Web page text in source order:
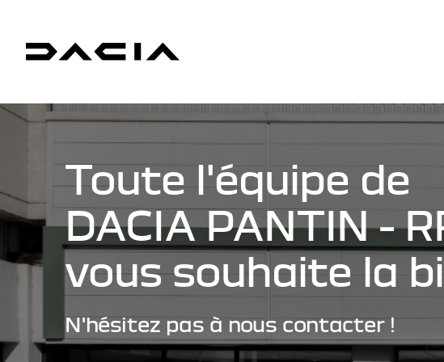
Toute l'équipe de
DACIA PANTIN -
vous souhaite la
N'hésitez pas à nous contacter !